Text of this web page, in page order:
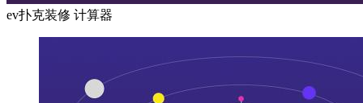
ev扑克装修 计算器